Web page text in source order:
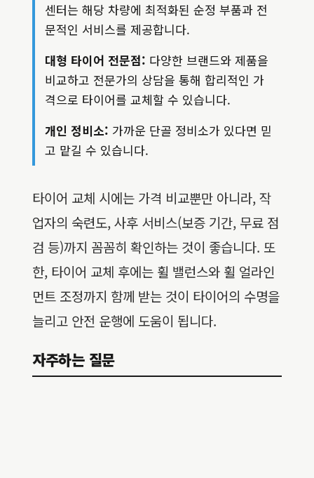
센터는 해당 차량에 최적화된 순정 부품과 전
문적인 서비스를 제공합니다.
대형 타이어 전문점: 다양한 브랜드와 제품을
비교하고 전문가의 상담을 통해 합리적인 가
격으로 타이어를 교체할 수 있습니다.
개인 정비소: 가까운 단골 정비소가 있다면 믿
고 맡길 수 있습니다.
타이어 교체 시에는 가격 비교뿐만 아니라, 작
업자의 숙련도, 사후 서비스(보증 기간, 무료 점
검 등)까지 꼼꼼히 확인하는 것이 좋습니다. 또
한, 타이어 교체 후에는 휠 밸런스와 휠 얼라인
먼트 조정까지 함께 받는 것이 타이어의 수명을
늘리고 안전 운행에 도움이 됩니다.
자주하는 질문